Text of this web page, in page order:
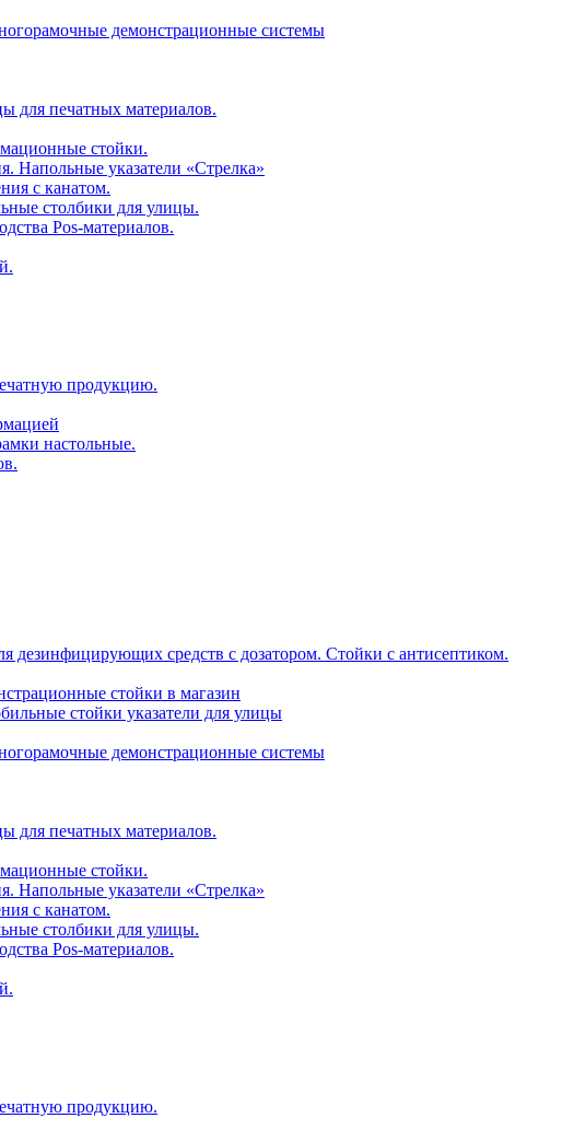
демонстрационные системы
для печатных материалов.
стойки.
Напольные указатели «Стрелка»
с канатом.
столбики для улицы.
Pos-материалов.
продукцию.
настольные.
средств с дозатором. Стойки с антисептиком.
стойки в магазин
стойки указатели для улицы
демонстрационные системы
для печатных материалов.
стойки.
Напольные указатели «Стрелка»
с канатом.
столбики для улицы.
Pos-материалов.
продукцию.